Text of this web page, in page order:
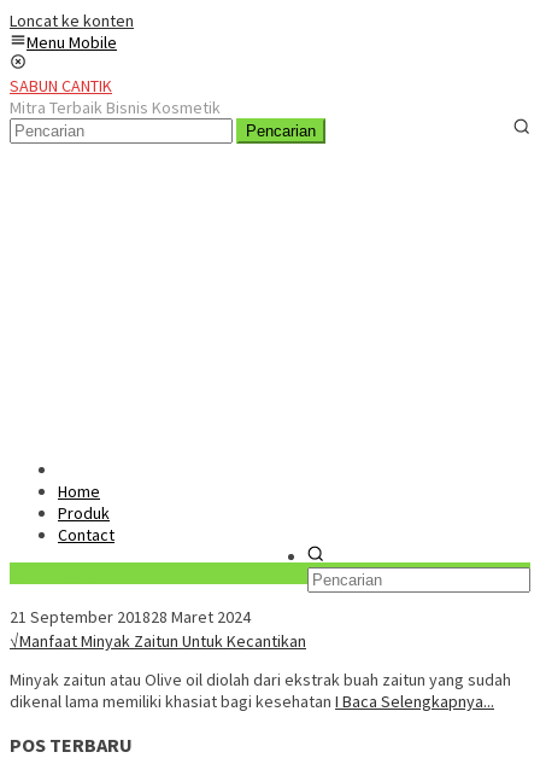
Loncat ke konten
Menu Mobile
SABUN CANTIK
Mitra Terbaik Bisnis Kosmetik
Pencarian
Home
Produk
Contact
21 September 201828 Maret 2024
√Manfaat Minyak Zaitun Untuk Kecantikan
Minyak zaitun atau Olive oil diolah dari ekstrak buah zaitun yang sudah
dikenal lama memiliki khasiat bagi kesehatan I Baca Selengkapnya...
POS TERBARU